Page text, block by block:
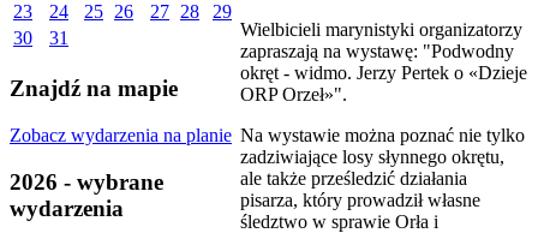
23
24 25 26 27 28
29
30
31
Znajdź na mapie
Zobacz wydarzenia na planie
2026 - wybrane
wydarzenia
Wielbicieli marynistyki organizatorzy
zapraszają na wystawę: "Podwodny
okręt - widmo. Jerzy Pertek o «Dzieje
ORP Orzeł»".
Na wystawie można poznać nie tylko
zadziwiające losy słynnego okrętu,
ale także prześledzić działania
pisarza, który prowadził własne
śledztwo w sprawie Orła i